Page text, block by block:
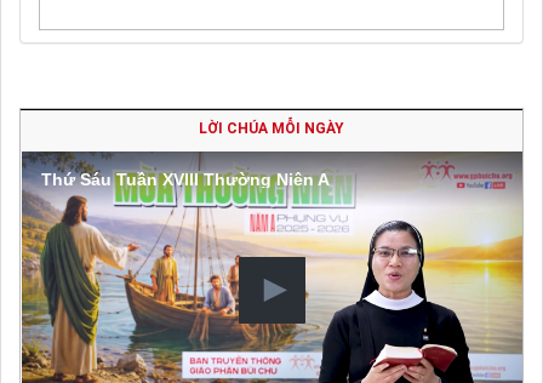
LỜI CHÚA MỖI NGÀY
Thứ Sáu Tuần XVIII Thường Niên A